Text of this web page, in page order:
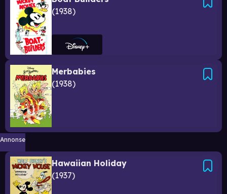
1938
Merbabies
1938
Annonse
Hawaiian Holiday
1937